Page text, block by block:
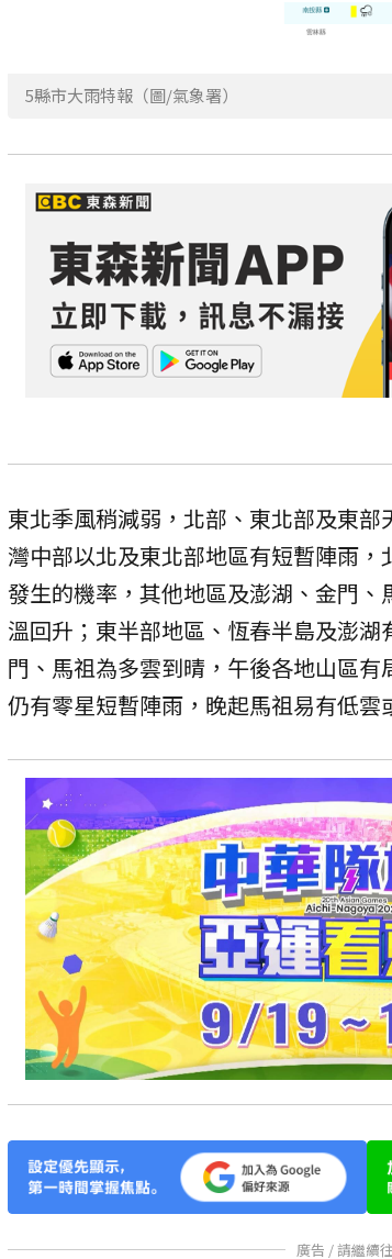
5縣市大雨特報（圖/氣象署）
東北季風稍減弱，北部、東北部及東
灣中部以北及東北部地區有短暫陣雨
發生的機率，其他地區及澎湖、金門
溫回升；東半部地區、恆春半島及澎
門、馬祖為多雲到晴，午後各地山區
仍有零星短暫陣雨，晚起馬祖易有低雲
廣告 / 請繼續